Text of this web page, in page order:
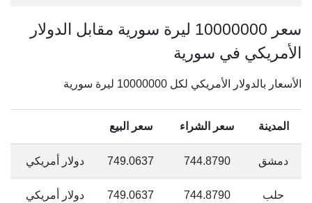
سعر 10000000 ليرة سورية مقابل الدولار
الأمريكي في سورية
الأسعار بالدولار الأمريكي لكل 10000000 ليرة سورية
المدينة سعر الشراء سعر البيع
دمشق 744.8790
749.0637 دولار أمريكي
حلب 744.8790
749.0637 دولار أمريكي